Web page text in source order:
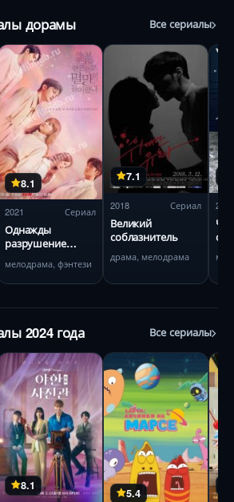
дорамы Все сериалы
8.1
2021 Сериал
Однажды
разрушение
мою дверь
мелодрама, фэнтези
7.1
2018 Сериал
Великий
соблазнитель
драма, мелодрама
2018
2024 года Все сериалы
8.1
5.4